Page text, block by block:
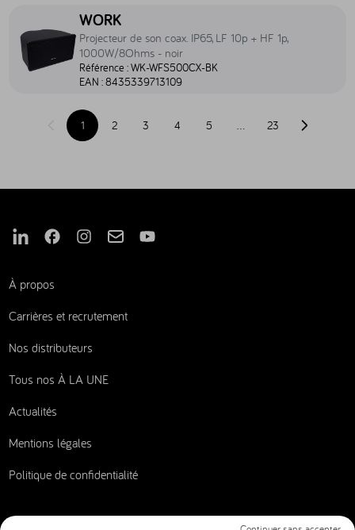
Accéder au produit Projecteur de son coax. IP65, LF 10p + HF 1p,
WORK
Projecteur de son coax. IP65, LF 10p + HF 1p,
1000W/8Ohms - noir
Référence :WK-WFS500CX-BK
EAN :8435339713109
Page précédente
1 2 3 4 5 … 23 Page
Nous suivre sur Linkedin
Nous suivre sur Facebook
Nous suivre sur Instagram
Nous suivre sur Mail
Nous suivre sur Youtube
À propos
Carrières et recrutement
Nos distributeurs
Tous nos À LA UNE
Actualités
Mentions légales
Politique de confidentialité